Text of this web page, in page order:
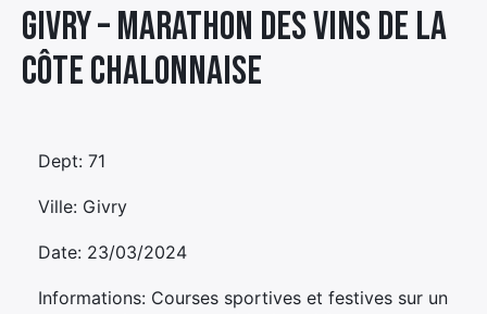
Givry – MARATHON DES VINS DE LA
CÔTE CHALONNAISE
Dept: 71
Ville: Givry
Date: 23/03/2024
Informations: Courses sportives et festives sur un
de
menu
Élément
de
menu
Élément
de